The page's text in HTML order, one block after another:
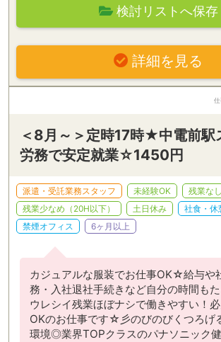
検討リストへ保存
詳細を見る
＜8月～＞定時17時★中電前
労務で安定就業☆1450円
派遣・受託業務スタッフ 未経験OK
残業なし
残業少なめ（20H以下）
土日休み
社食・休
禁煙オフィス
6ヶ月以上
カジュアルな服装でお仕事OK☆給与や
務・入社退社手続きなど自分の時間も
ウレシイ残業ほぼナシで働きやすい！
OKのお仕事です☆彡のびのびくつろげ
環境◎業界TOPクラスのパナソニック